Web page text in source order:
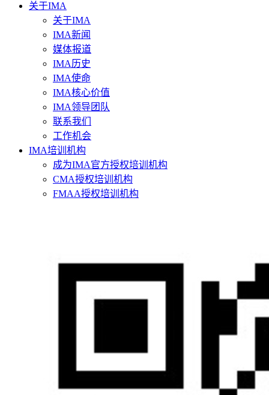
关于IMA
关于IMA
IMA新闻
媒体报道
IMA历史
IMA使命
IMA核心价值
IMA领导团队
联系我们
工作机会
IMA培训机构
成为IMA官方授权培训机构
CMA授权培训机构
FMAA授权培训机构